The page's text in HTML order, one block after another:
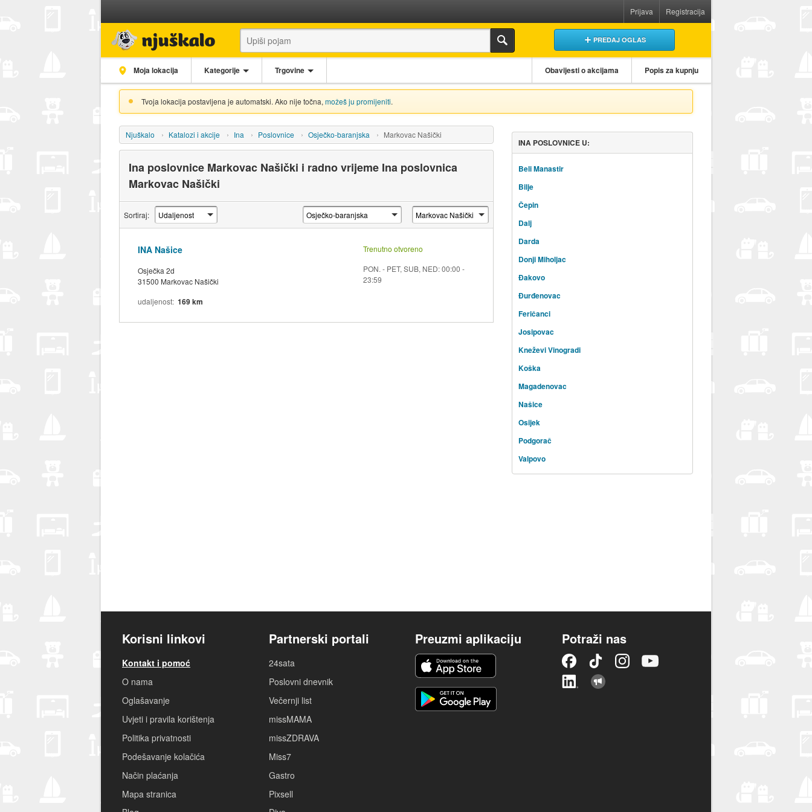
Prijava Registracija
PREDAJ OGLAS
Moja lokacija Kategorije Trgovine Obavijesti o akcijama Popis za kupnju
Tvoja lokacija postavljena je automatski. Ako nije točna, možeš ju promijeniti.
Njuškalo Katalozi i akcije Ina Poslovnice Osječko-baranjska Markovac Našički
Ina poslovnice Markovac Našički i radno vrijeme Ina poslovnica
Markovac Našički
Sortiraj:
INA Našice
Osječka 2d
31500 Markovac Našički
Trenutno otvoreno
PON. - PET, SUB, NED: 00:00 -
23:59
udaljenost 169 km
INA POSLOVNICE U:
Beli Manastir
Bilje
Čepin
Dalj
Darda
Donji Miholjac
Đakovo
Đurđenovac
Feričanci
Josipovac
Kneževi Vinogradi
Koška
Magadenovac
Našice
Osijek
Podgorač
Valpovo
Korisni linkovi
Kontakt i pomoć
O nama
Oglašavanje
Uvjeti i pravila korištenja
Politika privatnosti
Podešavanje kolačića
Način plaćanja
Mapa stranica
Partnerski portali
24sata
Poslovni dnevnik
Večernji list
missMAMA
missZDRAVA
Miss7
Gastro
Pixsell
Preuzmi aplikaciju Potraži nas